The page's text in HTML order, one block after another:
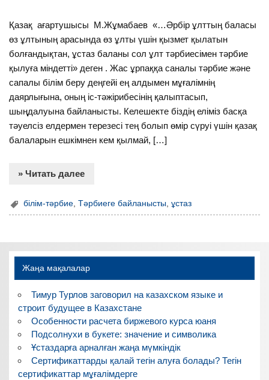
Қазақ ағартушысы М.Жұмабаев «…Әрбір ұлттың баласы
өз ұлтының арасында өз ұлты үшін қызмет қылатын
болғандықтан, ұстаз баланы сол ұлт тәрбиесімен тәрбие
қылуға міндетті» деген . Жас ұрпаққа саналы тәрбие және
сапалы білім беру деңгейі ең алдымен мұғалімнің
даярлығына, оның іс-тәжірибесінің қалыптасып,
шыңдалуына байланысты. Келешекте біздің еліміз басқа
тәуелсіз елдермен терезесі тең болып өмір сүруі үшін қазақ
балаларын ешкімнен кем қылмай, […]
» Читать далее
білім-тәрбие ,Тәрбиеге байланысты ,ұстаз
Жаңа мақалалар
Тимур Турлов заговорил на казахском языке и
строит будущее в Казахстане
Особенности расчета биржевого курса юаня
Подсолнухи в букете: значение и символика
Ұстаздарға арналған жаңа мүмкіндік
Сертификаттарды қалай тегін алуға болады? Тегін
сертификаттар мұғалімдерге